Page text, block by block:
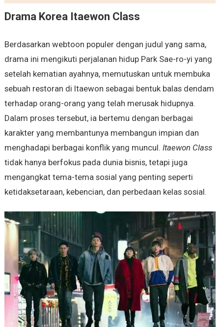
Drama Korea Itaewon Class
Berdasarkan webtoon populer dengan judul yang sama,
drama ini mengikuti perjalanan hidup Park Sae-ro-yi yang
setelah kematian ayahnya, memutuskan untuk membuka
sebuah restoran di Itaewon sebagai bentuk balas dendam
terhadap orang-orang yang telah merusak hidupnya.
Dalam proses tersebut, ia bertemu dengan berbagai
karakter yang membantunya membangun impian dan
menghadapi berbagai konflik yang muncul. Itaewon Class
tidak hanya berfokus pada dunia bisnis, tetapi juga
mengangkat tema-tema sosial yang penting seperti
ketidaksetaraan, kebencian, dan perbedaan kelas sosial.